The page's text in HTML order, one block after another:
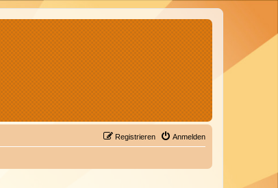
Anmelden
Registrieren